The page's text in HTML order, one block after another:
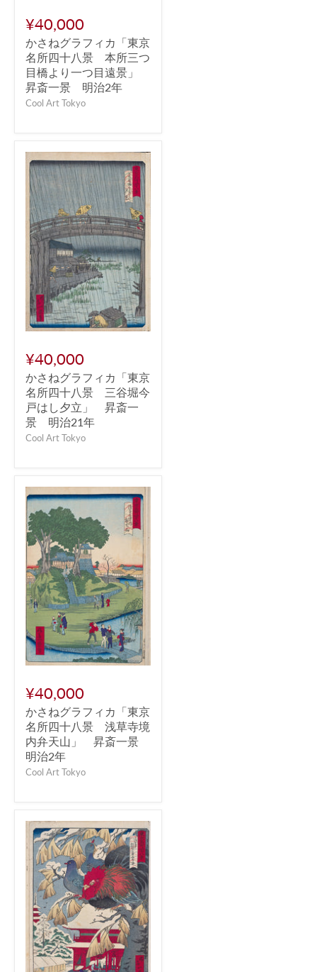
¥40,000
かさねグラフィカ「東京
名所四十八景 本所三つ
目橋より一つ目遠景」
昇斎一景 明治2年
Cool Art Tokyo
¥40,000
かさねグラフィカ「東京
名所四十八景 三谷堀今
戸はし夕立」 昇斎一
景 明治21年
Cool Art Tokyo
¥40,000
かさねグラフィカ「東京
名所四十八景 浅草寺境
内弁天山」 昇斎一景
明治2年
Cool Art Tokyo